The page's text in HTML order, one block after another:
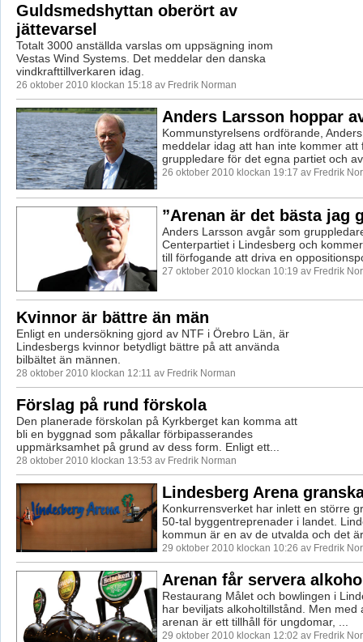
Guldsmedshyttan oberört av
jättevarsel
Totalt 3000 anställda varslas om uppsägning inom
Vestas Wind Systems. Det meddelar den danska
vindkrafttillverkaren idag.
26 oktober 2010 klockan 15:18 av Fredrik Norman
Anders Larsson hoppar
Kommunstyrelsens ordförande,
meddelar idag att han inte kommer att
gruppledare för det egna partiet och
26 oktober 2010 klockan 19:17 av Fredrik
”Arenan är det bästa jag
Anders Larsson avgår som
Centerpartiet i Lindesberg och
till förfogande att driva en
27 oktober 2010 klockan 10:19 av Fredrik
Kvinnor är bättre än män
Enligt en undersökning gjord av NTF i Örebro Län, är
Lindesbergs kvinnor betydligt bättre på att använda
bilbältet än männen.
28 oktober 2010 klockan 12:11 av Fredrik Norman
Förslag på rund förskola
Den planerade förskolan på Kyrkberget kan komma att
bli en byggnad som påkallar förbipasserandes
uppmärksamhet på grund av dess form. Enligt ett...
28 oktober 2010 klockan 13:53 av Fredrik Norman
Lindesberg Arena
Konkurrensverket har inlett en större
50-tal byggentreprenader i landet.
kommun är en av de utvalda och det
29 oktober 2010 klockan 10:26 av Fredrik
Arenan får servera
Restaurang Målet och bowlingen i
har beviljats alkoholtillstånd. Men med
arenan är ett tillhåll för ungdomar, ...
29 oktober 2010 klockan 12:02 av Fredrik